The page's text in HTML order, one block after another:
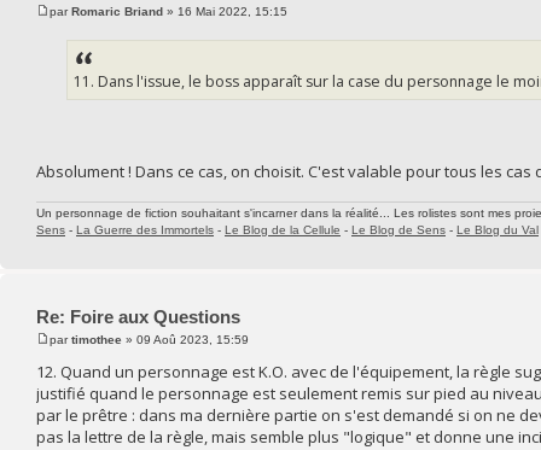
parRomaric Briand » 16 Mai 2022, 15:15
11. Dans l'issue, le boss apparaît sur la case du personnage le
Absolument ! Dans ce cas, on choisit. C'est valable pour tous les
Un personnage de fiction souhaitant s'incarner dans la réalité... Les rolistes sont mes
Sens - La Guerre des Immortels - Le Blog de la Cellule - Le Blog de Sens - Le Blog du Val
Re: Foire aux Questions
partimothee » 09 Aoû 2023, 15:59
12. Quand un personnage est K.O. avec de l'équipement, la règle
justifié quand le personnage est seulement remis sur pied au
par le prêtre : dans ma dernière partie on s'est demandé si on ne
pas la lettre de la règle, mais semble plus "logique" et donne une